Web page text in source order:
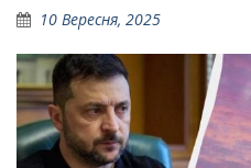
10 Вересня, 2025